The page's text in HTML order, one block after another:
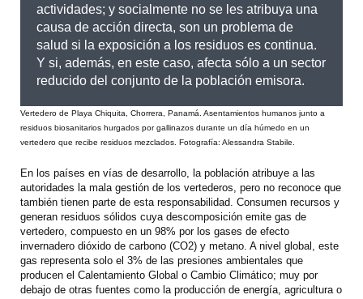
actividades; y socialmente no se les atribuya una
causa de acción directa, son un problema de
salud si la exposición a los residuos es continua.
Y si, además, en este caso, afecta sólo a un sector
reducido del conjunto de la población emisora.
Vertedero de Playa Chiquita, Chorrera, Panamá. Asentamientos humanos junto a
residuos biosanitarios hurgados por gallinazos durante un día húmedo en un
vertedero que recibe residuos mezclados. Fotografía: Alessandra Stabile.
En los países en vías de desarrollo, la población atribuye a las
autoridades la mala gestión de los vertederos, pero no reconoce que
también tienen parte de esta responsabilidad. Consumen recursos y
generan residuos sólidos cuya descomposición emite gas de
vertedero, compuesto en un 98% por los gases de efecto
invernadero dióxido de carbono (CO2) y metano. A nivel global, este
gas representa solo el 3% de las presiones ambientales que
producen el Calentamiento Global o Cambio Climático; muy por
debajo de otras fuentes como la producción de energía, agricultura o